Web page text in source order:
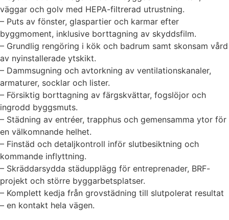
väggar och golv med HEPA-filtrerad utrustning.
– Puts av fönster, glaspartier och karmar efter
byggmoment, inklusive borttagning av skyddsfilm.
– Grundlig rengöring i kök och badrum samt skonsam vård
av nyinstallerade ytskikt.
– Dammsugning och avtorkning av ventilationskanaler,
armaturer, socklar och lister.
– Försiktig borttagning av färgskvättar, fogslöjor och
ingrodd byggsmuts.
– Städning av entréer, trapphus och gemensamma ytor för
en välkomnande helhet.
– Finstäd och detaljkontroll inför slutbesiktning och
kommande inflyttning.
– Skräddarsydda städupplägg för entreprenader, BRF-
projekt och större byggarbetsplatser.
– Komplett kedja från grovstädning till slutpolerat resultat
– en kontakt hela vägen.